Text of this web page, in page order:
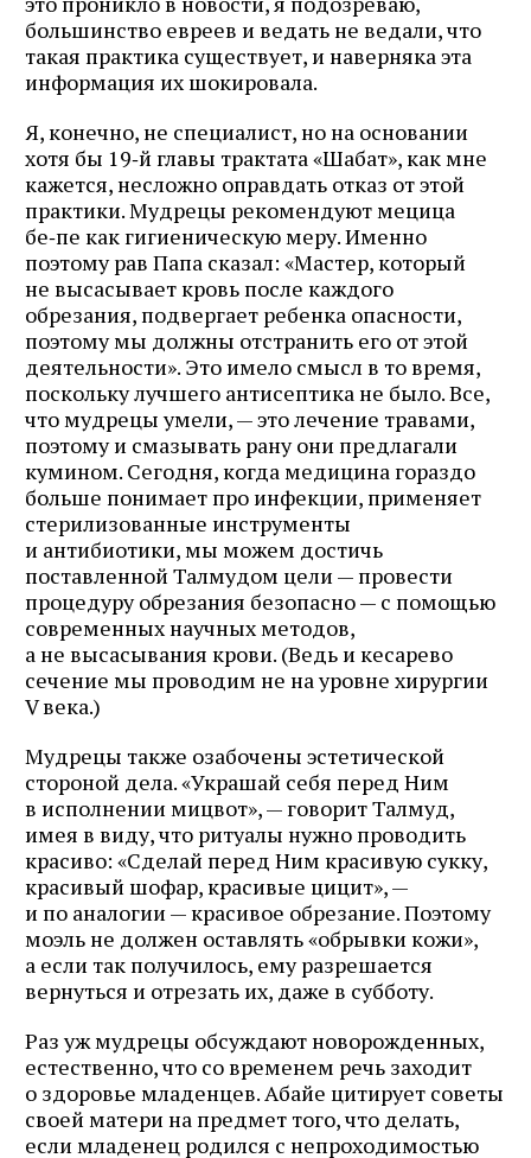
большинство евреев и ведать не ведали, что
такая практика существует, и наверняка эта
информация их шокировала.
Я, конечно, не специалист, но на основании
хотя бы 19‑й главы трактата «Шабат», как мне
кажется, несложно оправдать отказ от этой
практики. Мудрецы рекомендуют мецица
бе‑пе как гигиеническую меру. Именно
поэтому рав Папа сказал: «Мастер, который
не высасывает кровь после каждого
обрезания, подвергает ребенка опасности,
поэтому мы должны отстранить его от этой
деятельности». Это имело смысл в то время,
поскольку лучшего антисептика не было. Все,
что мудрецы умели, — это лечение травами,
поэтому и смазывать рану они предлагали
кумином. Сегодня, когда медицина гораздо
больше понимает про инфекции, применяет
стерилизованные инструменты
и антибиотики, мы можем достичь
поставленной Талмудом цели — провести
процедуру обрезания безопасно — с помощью
современных научных методов,
а не высасывания крови. (Ведь и кесарево
сечение мы проводим не на уровне хирургии
V века.)
Мудрецы также озабочены эстетической
стороной дела. «Украшай себя перед Ним
в исполнении мицвот», — говорит Талмуд,
имея в виду, что ритуалы нужно проводить
красиво: «Сделай перед Ним красивую сукку,
красивый шофар, красивые цицит», —
и по аналогии — красивое обрезание. Поэтому
моэль не должен оставлять «обрывки кожи»,
а если так получилось, ему разрешается
вернуться и отрезать их, даже в субботу.
Раз уж мудрецы обсуждают новорожденных,
естественно, что со временем речь заходит
о здоровье младенцев. Абайе цитирует советы
своей матери на предмет того, что делать,
если младенец родился с непроходимостью